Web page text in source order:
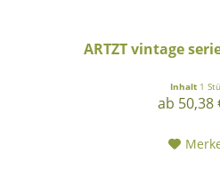
ARTZT vintage
Inhalt 1
ab 50,38